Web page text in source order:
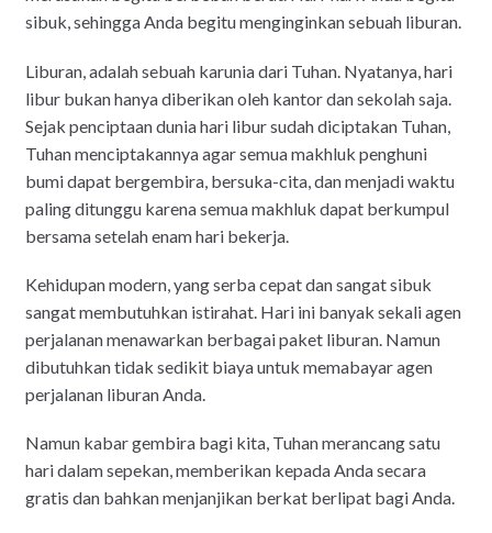
sibuk, sehingga Anda begitu menginginkan sebuah liburan.
Liburan, adalah sebuah karunia dari Tuhan. Nyatanya, hari
libur bukan hanya diberikan oleh kantor dan sekolah saja.
Sejak penciptaan dunia hari libur sudah diciptakan Tuhan,
Tuhan menciptakannya agar semua makhluk penghuni
bumi dapat bergembira, bersuka-cita, dan menjadi waktu
paling ditunggu karena semua makhluk dapat berkumpul
bersama setelah enam hari bekerja.
Kehidupan modern, yang serba cepat dan sangat sibuk
sangat membutuhkan istirahat. Hari ini banyak sekali agen
perjalanan menawarkan berbagai paket liburan. Namun
dibutuhkan tidak sedikit biaya untuk memabayar agen
perjalanan liburan Anda.
Namun kabar gembira bagi kita, Tuhan merancang satu
hari dalam sepekan, memberikan kepada Anda secara
gratis dan bahkan menjanjikan berkat berlipat bagi Anda.